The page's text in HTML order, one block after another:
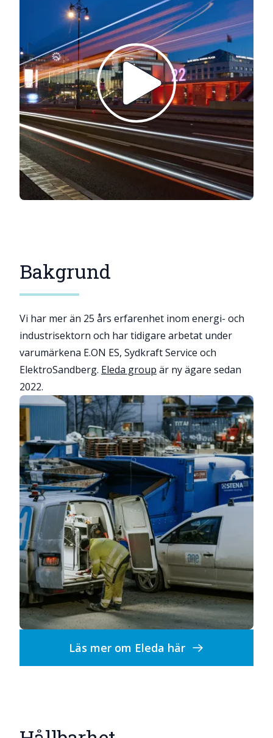
Bakgrund
Vi har mer än 25 års erfarenhet inom energi- och
industrisektorn och har tidigare arbetat under
varumärkena E.ON ES, Sydkraft Service och
ElektroSandberg. Eleda group är ny ägare sedan
2022.
Läs mer om Eleda här